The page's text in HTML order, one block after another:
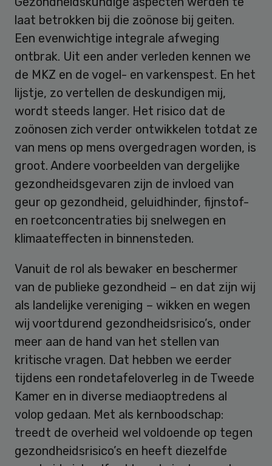
laat betrokken bij die zoönose bij geiten.
Een evenwichtige integrale afweging
ontbrak. Uit een ander verleden kennen we
de MKZ en de vogel- en varkenspest. En het
lijstje, zo vertellen de deskundigen mij,
wordt steeds langer. Het risico dat de
zoönosen zich verder ontwikkelen totdat ze
van mens op mens overgedragen worden, is
groot. Andere voorbeelden van dergelijke
gezondheidsgevaren zijn de invloed van
geur op gezondheid, geluidhinder, fijnstof-
en roetconcentraties bij snelwegen en
klimaateffecten in binnensteden.
Vanuit de rol als bewaker en beschermer
van de publieke gezondheid – en dat zijn wij
als landelijke vereniging – wikken en wegen
wij voortdurend gezondheidsrisico’s, onder
meer aan de hand van het stellen van
kritische vragen. Dat hebben we eerder
tijdens een rondetafeloverleg in de Tweede
Kamer en in diverse mediaoptredens al
volop gedaan. Met als kernboodschap:
treedt de overheid wel voldoende op tegen
gezondheidsrisico’s en heeft diezelfde